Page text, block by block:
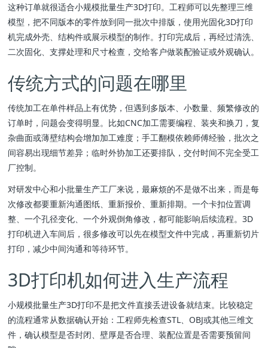
这种订单就很适合小规模批量生产3D打印。工程师可以先整理三维
模型，把不同版本的零件放到同一批次中排版，使用光固化3D打印
机完成外壳、结构件或展示模型的制作。打印完成后，再经过清洗、
二次固化、支撑处理和尺寸检查，交给客户做装配验证或外观确认。
传统方式的问题在哪里
传统加工在单件样品上有优势，但遇到多版本、小数量、频繁修改的
订单时，问题会变得明显。比如CNC加工需要编程、装夹和换刀，复
杂曲面或薄壁结构会增加加工难度；手工翻模依赖师傅经验，批次之
间容易出现细节差异；临时外协加工还要排队，交付时间不完全受工
厂控制。
对研发中心和小批量生产工厂来说，最麻烦的不是做不出来，而是每
次修改都要重新沟通图纸、重新报价、重新排期。一个卡扣位置调
整、一个孔径变化、一个外观倒角修改，都可能影响后续流程。3D
打印机进入车间后，很多修改可以先在模型文件中完成，再重新切片
打印，减少中间沟通和等待环节。
3D打印机如何进入生产流程
小规模批量生产3D打印不是把文件直接丢进设备就结束。比较稳定
的流程通常从数据确认开始：工程师先检查STL、OBJ或其他三维文
件，确认模型是否封闭、壁厚是否合理、装配位置是否需要预留间